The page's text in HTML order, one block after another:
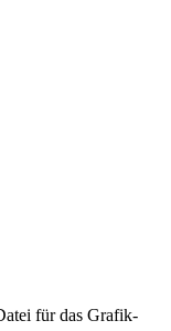
für das Grafik-